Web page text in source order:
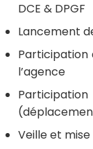
DCE & DPGF
Lancement
Participation
l’agence
Participation
Veille et